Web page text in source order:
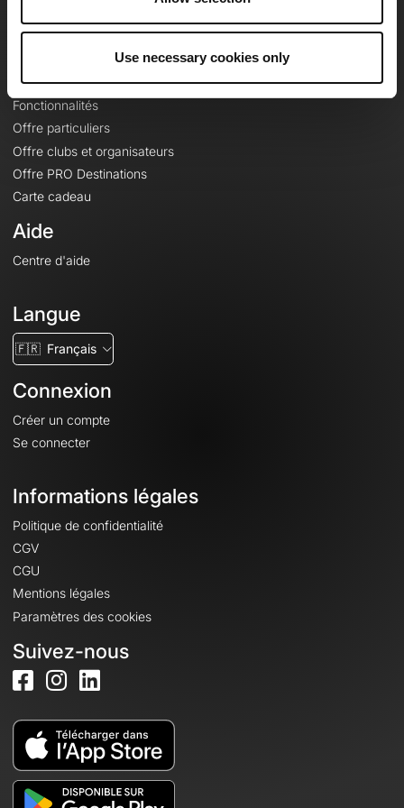
Use necessary cookies only
Le Mag'
Fonds de cartes topographiques
Fonctionnalités
Offre particuliers
Offre clubs et organisateurs
Offre PRO Destinations
Carte cadeau
Aide
Centre d'aide
Langue
🇫🇷 Français
Connexion
Créer un compte
Se connecter
Informations légales
Politique de confidentialité
CGV
CGU
Mentions légales
Paramètres des cookies
Suivez-nous